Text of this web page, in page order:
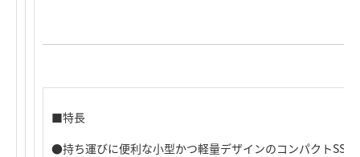
■特長
●持ち運びに便利な小型かつ軽量デザインのコンパクトSSD